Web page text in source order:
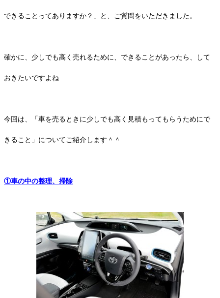
できることってありますか？」と、ご質問をいただきました。
確かに、少しでも高く売れるために、できることがあったら、して
おきたいですよね
今回は、「車を売るときに少しでも高く見積もってもらうためにで
きること」についてご紹介します＾＾
①車の中の整理、掃除